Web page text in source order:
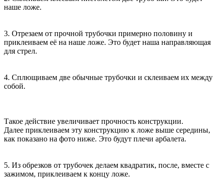
наше ложе.
3. Отрезаем от прочной трубочки примерно половину и
приклеиваем её на наше ложе. Это будет наша направляющая
для стрел.
4. Сплющиваем две обычные трубочки и склеиваем их между
собой.
Такое действие увеличивает прочность конструкции.
Далее приклеиваем эту конструкцию к ложе выше середины,
как показано на фото ниже. Это будут плечи арбалета.
5. Из обрезков от трубочек делаем квадратик, после, вместе с
зажимом, приклеиваем к концу ложе.